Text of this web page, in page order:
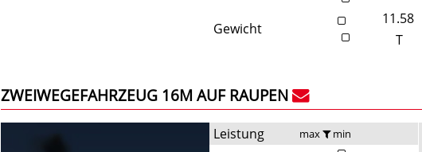
Gewicht
11.58
T
ZWEIWEGEFAHRZEUG 16M AUF RAUPEN
Leistung max min